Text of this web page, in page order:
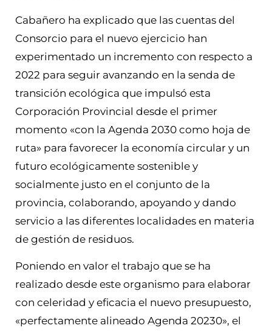
Cabañero ha explicado que las cuentas del
Consorcio para el nuevo ejercicio han
experimentado un incremento con respecto a
2022 para seguir avanzando en la senda de
transición ecológica que impulsó esta
Corporación Provincial desde el primer
momento «con la Agenda 2030 como hoja de
ruta» para favorecer la economía circular y un
futuro ecológicamente sostenible y
socialmente justo en el conjunto de la
provincia, colaborando, apoyando y dando
servicio a las diferentes localidades en materia
de gestión de residuos.
Poniendo en valor el trabajo que se ha
realizado desde este organismo para elaborar
con celeridad y eficacia el nuevo presupuesto,
«perfectamente alineado Agenda 20230», el